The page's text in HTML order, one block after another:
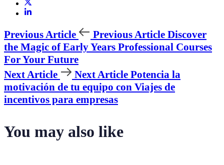
Previous Article Previous Article Discover
the Magic of Early Years Professional Courses
For Your Future
Next Article
Next Article Potencia la
motivación de tu equipo con Viajes de
incentivos para empresas
You may also like